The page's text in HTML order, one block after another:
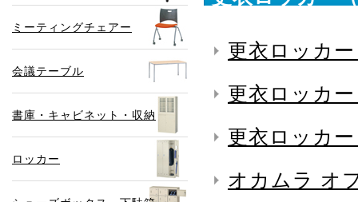
更衣ロッカ
更衣ロッカ
更衣ロッカ
オカムラ オ
ミーティングチェアー
会議テーブル
書庫・キャビネット・収納
ロッカー